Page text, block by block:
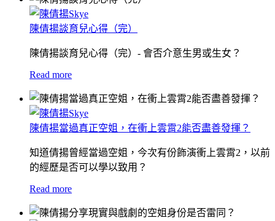
陳倩揚談育兒心得（完）
陳倩揚談育兒心得（完）- 會否介意生男或生女？
Read more
陳倩揚當過真正空姐，在衝上雲霄2能否盡善發揮？
知道倩揚曾經當過空姐，今次有份飾演衝上雲霄2，以前
的經歷是否可以學以致用？
Read more